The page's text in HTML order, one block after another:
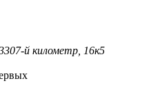
й километр, 16к5